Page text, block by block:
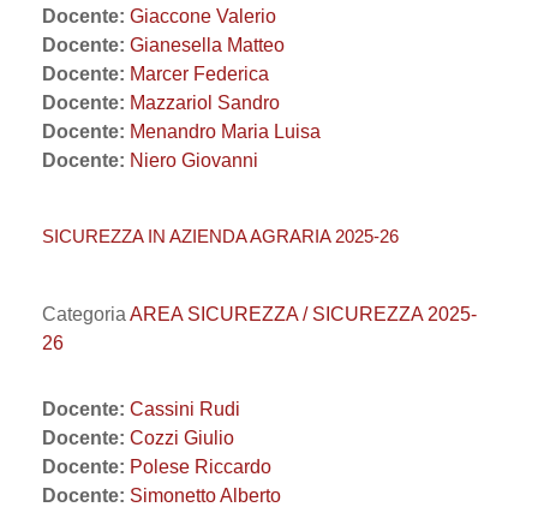
Docente: Giaccone Valerio
Docente: Gianesella Matteo
Docente: Marcer Federica
Docente: Mazzariol Sandro
Docente: Menandro Maria Luisa
Docente: Niero Giovanni
SICUREZZA IN AZIENDA AGRARIA 2025-26
Categoria AREA SICUREZZA / SICUREZZA 2025-
26
Docente: Cassini Rudi
Docente: Cozzi Giulio
Docente: Polese Riccardo
Docente: Simonetto Alberto